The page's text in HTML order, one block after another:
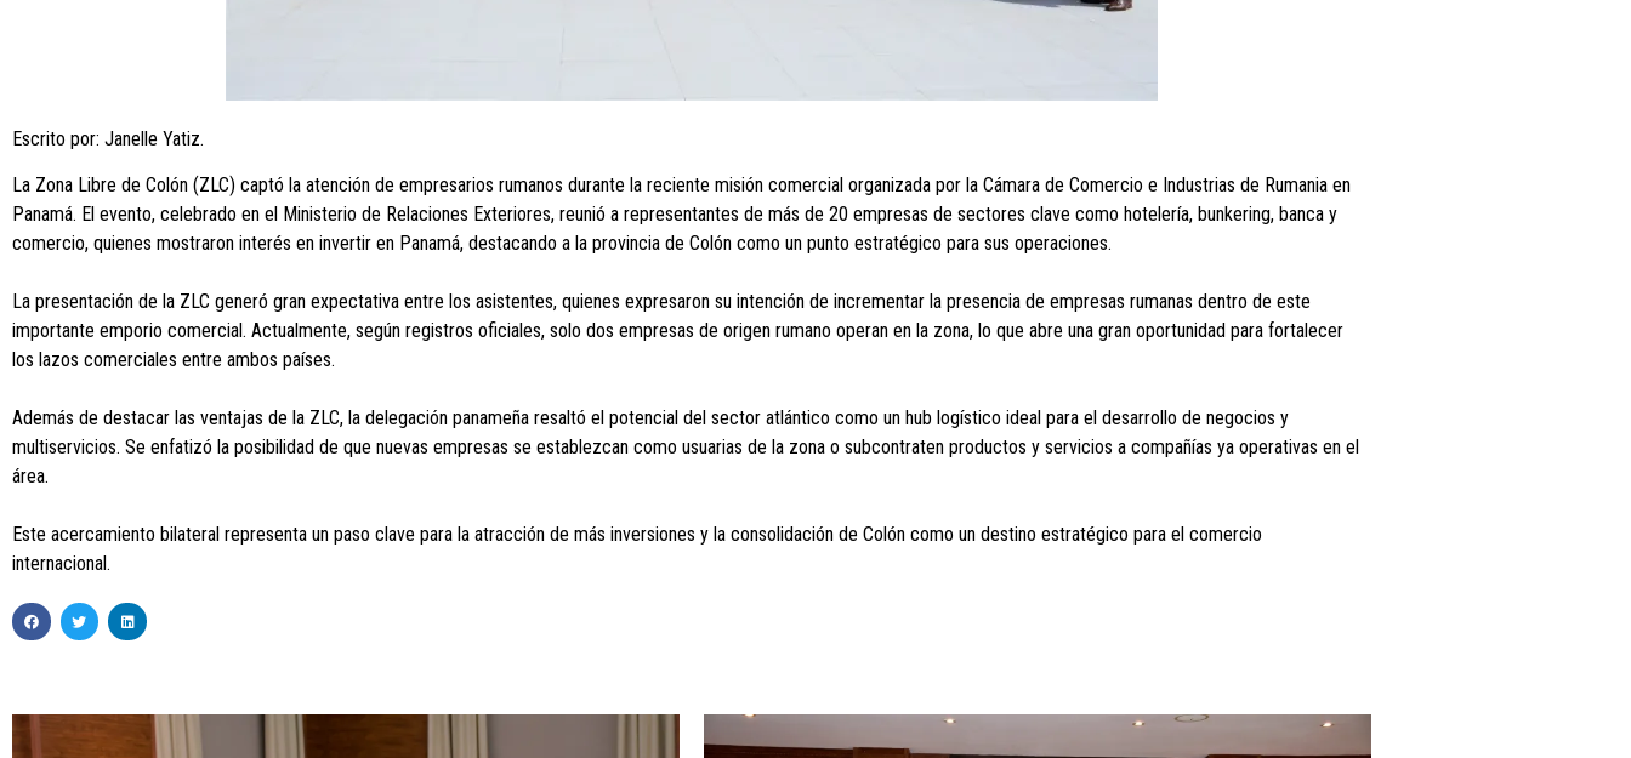
Escrito por: Janelle Yatiz.
La Zona Libre de Colón (ZLC) captó la atención de empresarios rumanos durante la reciente misión comercial organizada por la Cámara de Comercio e Industrias de Rumania en
Panamá. El evento, celebrado en el Ministerio de Relaciones Exteriores, reunió a representantes de más de 20 empresas de sectores clave como hotelería, bunkering, banca y
comercio, quienes mostraron interés en invertir en Panamá, destacando a la provincia de Colón como un punto estratégico para sus operaciones.
La presentación de la ZLC generó gran expectativa entre los asistentes, quienes expresaron su intención de incrementar la presencia de empresas rumanas dentro de este
importante emporio comercial. Actualmente, según registros oficiales, solo dos empresas de origen rumano operan en la zona, lo que abre una gran oportunidad para fortalecer
los lazos comerciales entre ambos países.
Además de destacar las ventajas de la ZLC, la delegación panameña resaltó el potencial del sector atlántico como un hub logístico ideal para el desarrollo de negocios y
multiservicios. Se enfatizó la posibilidad de que nuevas empresas se establezcan como usuarias de la zona o subcontraten productos y servicios a compañías ya operativas en el
área.
Este acercamiento bilateral representa un paso clave para la atracción de más inversiones y la consolidación de Colón como un destino estratégico para el comercio
internacional.